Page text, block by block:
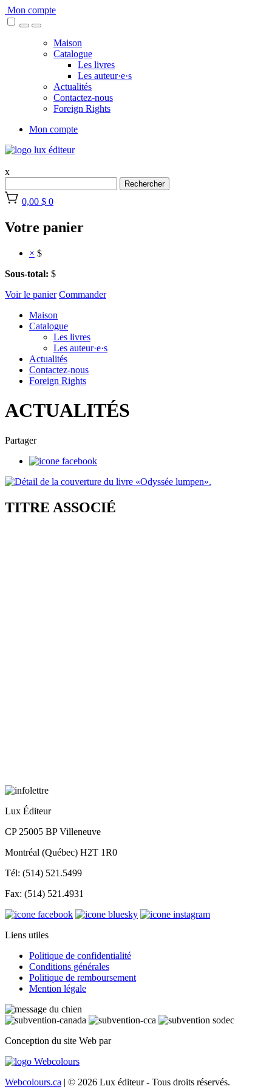
Skip
to
Mon compte
Maison
Catalogue
Les livres
Les auteur·e·s
Actualités
Contactez-nous
Foreign Rights
Mon compte
x
Rechercher
0,00 $ 0
Votre panier
× $
Sous-total: $
Voir le panier Commander
Maison
Catalogue
Les livres
Les auteur·e·s
Actualités
Contactez-nous
Foreign Rights
ACTUALITÉS
Partager
TITRE ASSOCIÉ
Lux Éditeur
CP 25005 BP Villeneuve
Montréal (Québec) H2T 1R0
Tél: (514) 521.5499
Fax: (514) 521.4931
Liens utiles
Politique de confidentialité
Conditions générales
Politique de remboursement
Mention légale
Conception du site Web par
Webcolours.ca | © 2026 Lux éditeur - Tous droits réservés.